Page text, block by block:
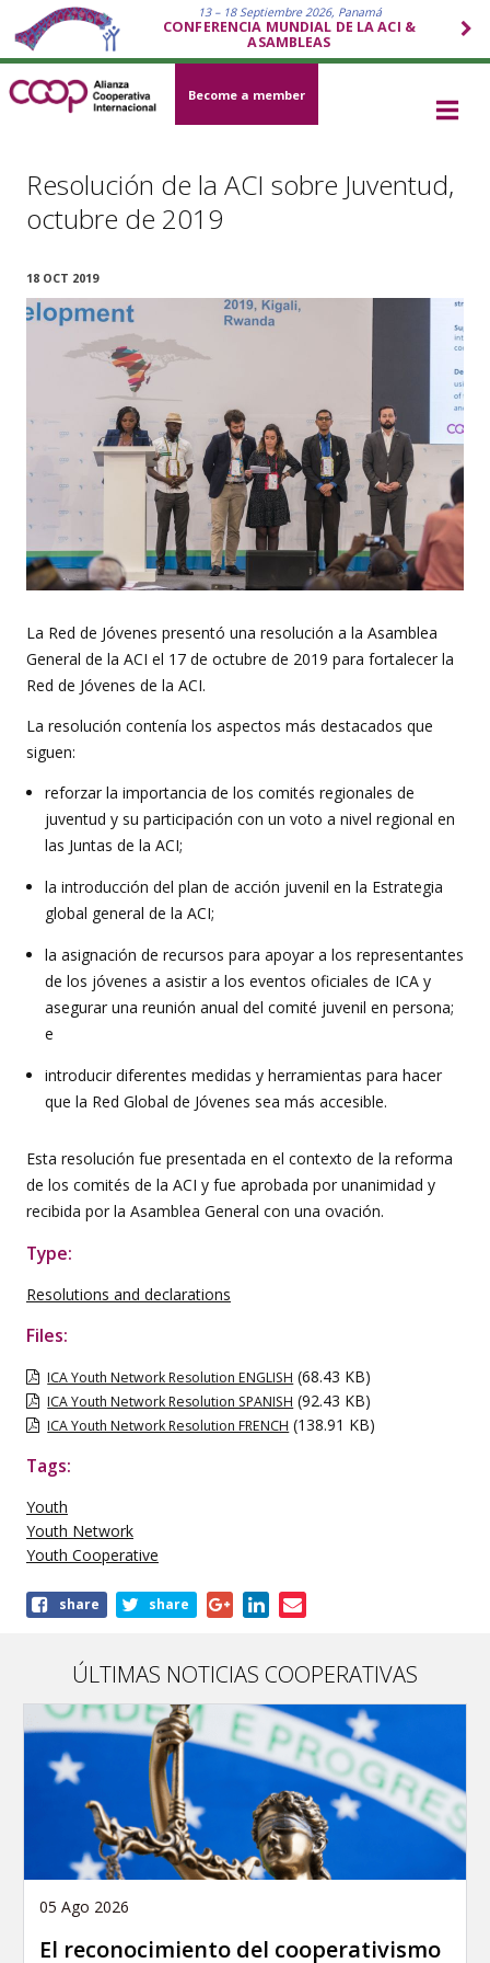
13 – 18 Septiembre 2026, Panamá
CONFERENCIA MUNDIAL DE LA ACI &
ASAMBLEAS
Become a member
Resolución de la ACI sobre Juventud,
octubre de 2019
18 OCT 2019
La Red de Jóvenes presentó una resolución a la Asamblea
General de la ACI el 17 de octubre de 2019 para fortalecer la
Red de Jóvenes de la ACI.
La resolución contenía los aspectos más destacados que
siguen:
reforzar la importancia de los comités regionales de
juventud y su participación con un voto a nivel regional en
las Juntas de la ACI;
la introducción del plan de acción juvenil en la Estrategia
global general de la ACI;
la asignación de recursos para apoyar a los representantes
de los jóvenes a asistir a los eventos oficiales de ICA y
asegurar una reunión anual del comité juvenil en persona;
e
introducir diferentes medidas y herramientas para hacer
que la Red Global de Jóvenes sea más accesible.
Esta resolución fue presentada en el contexto de la reforma
de los comités de la ACI y fue aprobada por unanimidad y
recibida por la Asamblea General con una ovación.
Type:
Resolutions and declarations
Files:
ICA Youth Network Resolution ENGLISH (68.43 KB)
ICA Youth Network Resolution SPANISH (92.43 KB)
ICA Youth Network Resolution FRENCH (138.91 KB)
Tags:
Youth
Youth Network
Youth Cooperative
Shareshare share
ÚLTIMAS NOTICIAS COOPERATIVAS
05 Ago 2026
El reconocimiento del cooperativismo